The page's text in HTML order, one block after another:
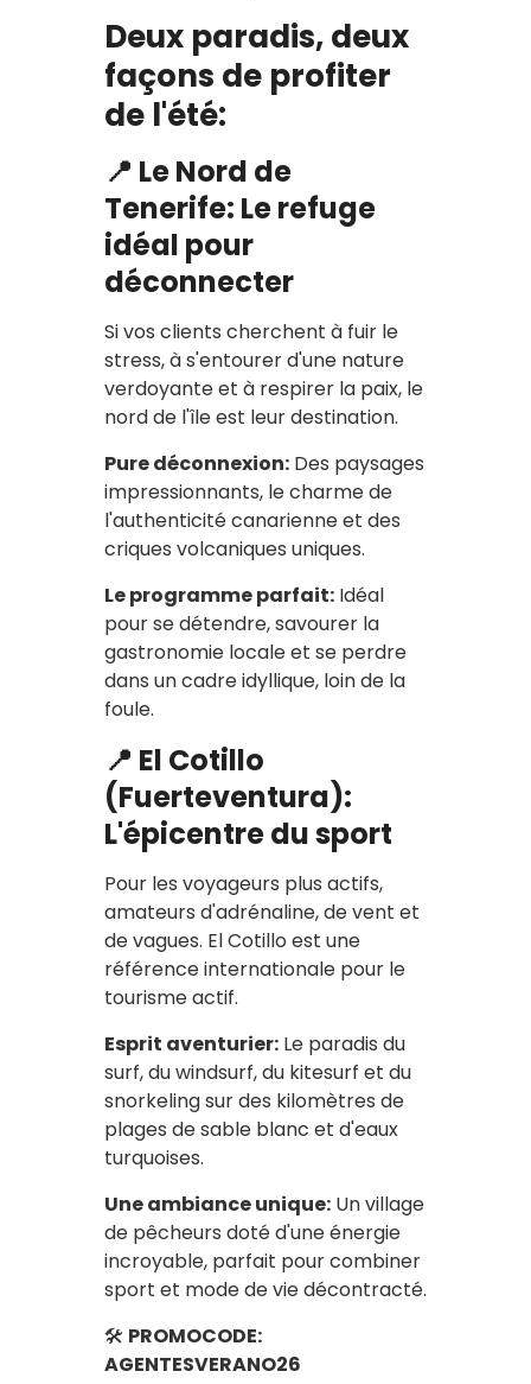
Deux paradis, deux
façons de profiter
de l'été:
📍 Le Nord de
Tenerife: Le refuge
idéal pour
déconnecter
Si vos clients cherchent à fuir le
stress, à s'entourer d'une nature
verdoyante et à respirer la paix, le
nord de l'île est leur destination.
Pure déconnexion: Des paysages
impressionnants, le charme de
l'authenticité canarienne et des
criques volcaniques uniques.
Le programme parfait: Idéal
pour se détendre, savourer la
gastronomie locale et se perdre
dans un cadre idyllique, loin de la
foule.
📍 El Cotillo
(Fuerteventura):
L'épicentre du sport
Pour les voyageurs plus actifs,
amateurs d'adrénaline, de vent et
de vagues. El Cotillo est une
référence internationale pour le
tourisme actif.
Esprit aventurier: Le paradis du
surf, du windsurf, du kitesurf et du
snorkeling sur des kilomètres de
plages de sable blanc et d'eaux
turquoises.
Une ambiance unique: Un village
de pêcheurs doté d'une énergie
incroyable, parfait pour combiner
sport et mode de vie décontracté.
🛠️ PROMOCODE:
AGENTESVERANO26